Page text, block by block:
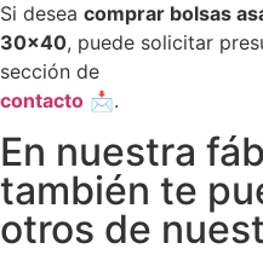
Si desea comprar bolsas
30×40, puede solicitar
sección de
contacto 📩.
En nuestra
también te
otros de